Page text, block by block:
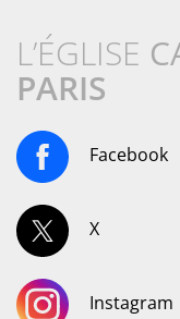
L’ÉGLISE
PARIS
Facebook
X
Instagram